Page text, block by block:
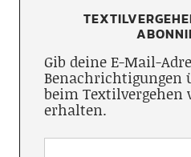
Gib deine E-Mail-
Benachrichtigungen
beim Textilvergehen
erhalten.